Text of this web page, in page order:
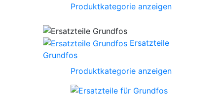
Produktkategorie anzeigen
Ersatzteile
Grundfos
Produktkategorie anzeigen